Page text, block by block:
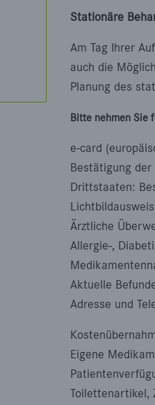
Stationäre
Am Tag Ihrer
auch die
Planung des
Bitte nehmen Sie
e-card
Bestätigung
Drittstaaten:
Lichtbildausweis
Ärztliche
Allergie-,
Aktuelle
Adresse und
Eigene
Toilettenartikel,